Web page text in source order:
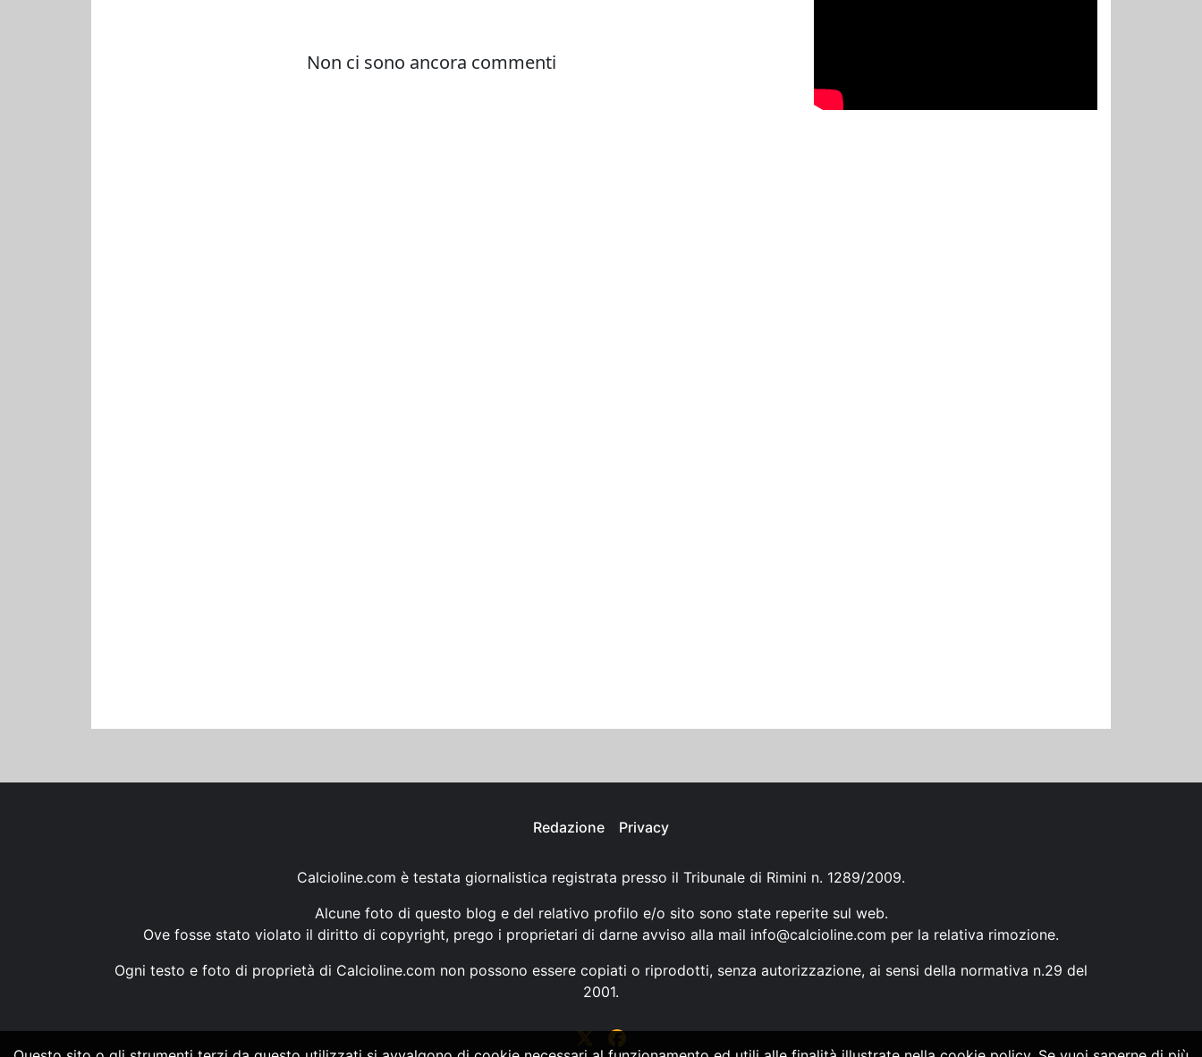
Redazione Privacy
Calcioline.com è testata giornalistica registrata presso il Tribunale di Rimini n. 1289/2009.
Alcune foto di questo blog e del relativo profilo e/o sito sono state reperite sul web.
Ove fosse stato violato il diritto di copyright, prego i proprietari di darne avviso alla mail info@calcioline.com per la relativa rimozione.
Ogni testo e foto di proprietà di Calcioline.com non possono essere copiati o riprodotti, senza autorizzazione, ai sensi della normativa n.29 del
2001.